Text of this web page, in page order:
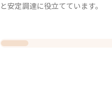
と安定調達に役立てています。